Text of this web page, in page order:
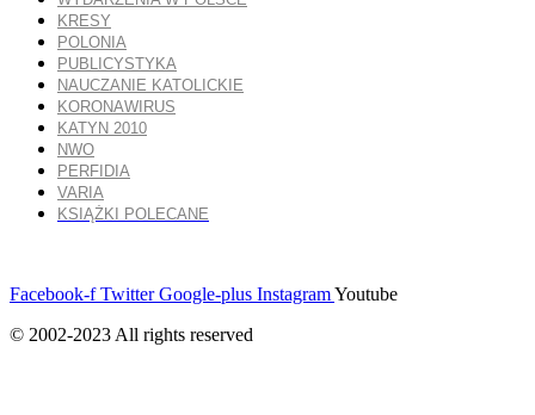
KRESY
POLONIA
PUBLICYSTYKA
NAUCZANIE KATOLICKIE
KORONAWIRUS
KATYN 2010
NWO
PERFIDIA
VARIA
KSIĄŻKI POLECANE
Facebook-f Twitter Google-plus InstagramYoutube
© 2002-2023 All rights reserved